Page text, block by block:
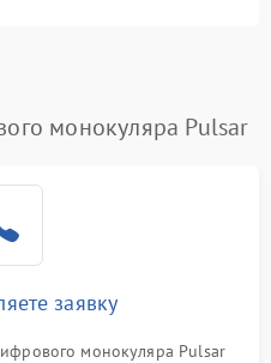
монокуляра Pulsar
заявку
монокуляра Pulsar